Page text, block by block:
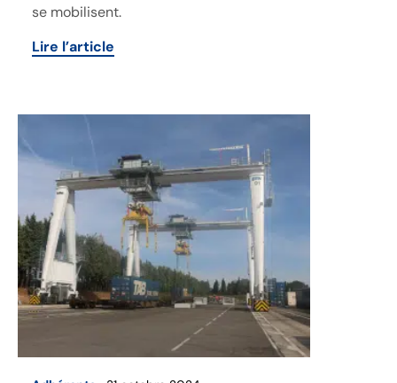
se mobilisent.
Lire l’article